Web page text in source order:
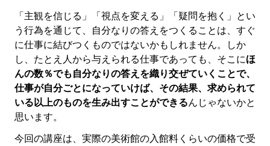
「主観を信じる」「視点を変える」「疑問を抱く」とい
う行為を通じて、自分なりの答えをつくることは、すぐ
に仕事に結びつくものではないかもしれません。しか
し、たとえ人から与えられる仕事であっても、そこにほ
んの数％でも自分なりの答えを織り交ぜていくことで、
仕事が自分ごとになっていけば、その結果、求められて
いる以上のものを生み出すことができるんじゃないかと
思います。
今回の講座は、実際の美術館の入館料くらいの価格で受